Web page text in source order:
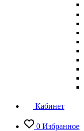
Кабинет
0 Избранное